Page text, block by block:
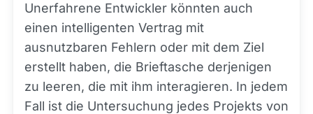
Unerfahrene Entwickler könnten auch
einen intelligenten Vertrag mit
ausnutzbaren Fehlern oder mit dem Ziel
erstellt haben, die Brieftasche derjenigen
zu leeren, die mit ihm interagieren. In jedem
Fall ist die Untersuchung jedes Projekts von